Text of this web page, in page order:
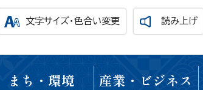
文字サイズ・色合い変更 読み上げ
まち・環境 産業・ビジネス